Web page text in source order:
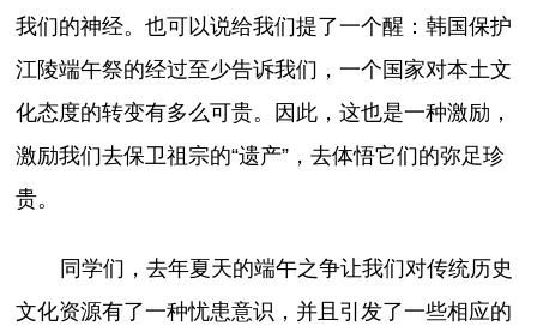
我们的神经。也可以说给我们提了一个醒：韩国保护
江陵端午祭的经过至少告诉我们，一个国家对本土文
化态度的转变有多么可贵。因此，这也是一种激励，
激励我们去保卫祖宗的“遗产”，去体悟它们的弥足珍
贵。
同学们，去年夏天的端午之争让我们对传统历史
文化资源有了一种忧患意识，并且引发了一些相应的